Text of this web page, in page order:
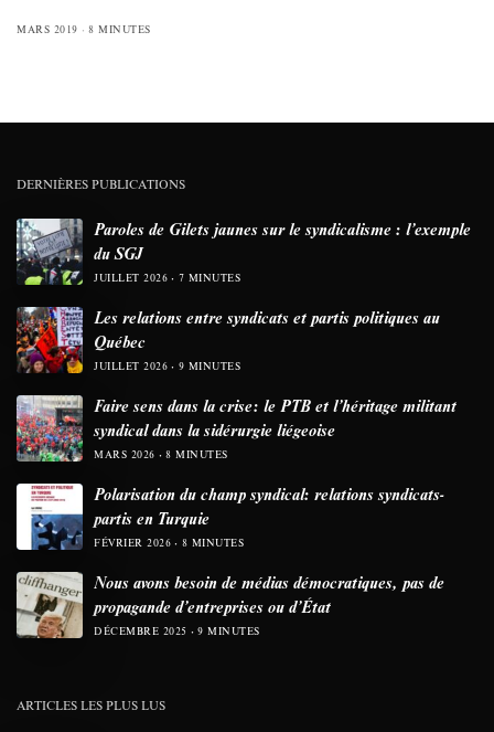
MARS 2019 8 MINUTES
DERNIÈRES PUBLICATIONS
Paroles de Gilets jaunes sur le syndicalisme : l’exemple
du SGJ
JUILLET 2026 7 MINUTES
Les relations entre syndicats et partis politiques au
Québec
JUILLET 2026 9 MINUTES
Faire sens dans la crise: le PTB et l’héritage militant
syndical dans la sidérurgie liégeoise
MARS 2026 8 MINUTES
Polarisation du champ syndical: relations syndicats-
partis en Turquie
FÉVRIER 2026 8 MINUTES
Nous avons besoin de médias démocratiques, pas de
propagande d’entreprises ou d’État
DÉCEMBRE 2025 9 MINUTES
ARTICLES LES PLUS LUS